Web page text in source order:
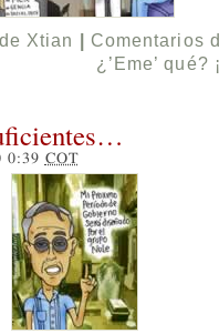
Xtian
Comentarios
¿’Eme’
0:39 COT